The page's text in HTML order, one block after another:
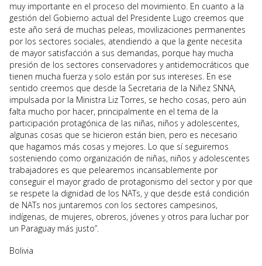
muy importante en el proceso del movimiento. En cuanto a la
gestión del Gobierno actual del Presidente Lugo creemos que
este año será de muchas peleas, movilizaciones permanentes
por los sectores sociales, atendiendo a que la gente necesita
de mayor satisfacción a sus demandas, porque hay mucha
presión de los sectores conservadores y antidemocráticos que
tienen mucha fuerza y solo están por sus intereses. En ese
sentido creemos que desde la Secretaria de la Niñez SNNA,
impulsada por la Ministra Liz Torres, se hecho cosas, pero aún
falta mucho por hacer, principalmente en el tema de la
participación protagónica de las niñas, niños y adolescentes,
algunas cosas que se hicieron están bien, pero es necesario
que hagamos más cosas y mejores. Lo que sí seguiremos
sosteniendo como organización de niñas, niños y adolescentes
trabajadores es que pelearemos incansablemente por
conseguir el mayor grado de protagonismo del sector y por que
se respete la dignidad de los NATs, y que desde está condición
de NATs nos juntaremos con los sectores campesinos,
indígenas, de mujeres, obreros, jóvenes y otros para luchar por
un Paraguay más justo”.
Bolivia